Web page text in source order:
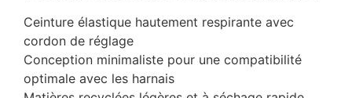
Ceinture élastique hautement respirante avec
cordon de réglage
Conception minimaliste pour une compatibilité
optimale avec les harnais